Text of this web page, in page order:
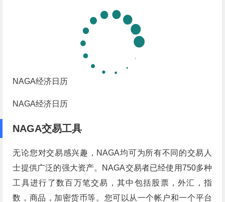
NAGA经济日历
NAGA经济日历
NAGA交易工具
无论您对交易感兴趣，NAGA均可为所有不同的交易人
士提供广泛的强大资产。NAGA交易者已经使用750多种
工具进行了数百万笔交易，其中包括股票，外汇，指
数，商品，加密货币等。您可以从一个帐户和一个平台